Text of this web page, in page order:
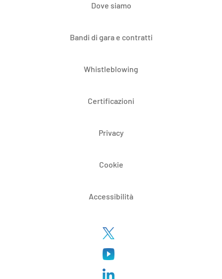
Dove siamo
Bandi di gara e contratti
Whistleblowing
Certificazioni
Privacy
Cookie
Accessibilità